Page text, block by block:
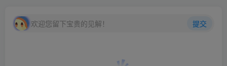
欢迎您留下宝贵的见解！ 提交